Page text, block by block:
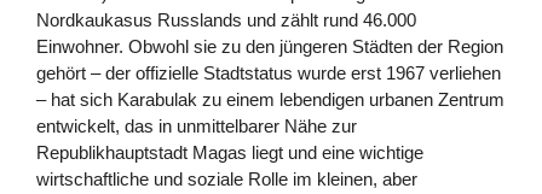
Nordkaukasus Russlands und zählt rund 46.000
Einwohner. Obwohl sie zu den jüngeren Städten der Region
gehört – der offizielle Stadtstatus wurde erst 1967 verliehen
– hat sich Karabulak zu einem lebendigen urbanen Zentrum
entwickelt, das in unmittelbarer Nähe zur
Republikhauptstadt Magas liegt und eine wichtige
wirtschaftliche und soziale Rolle im kleinen, aber